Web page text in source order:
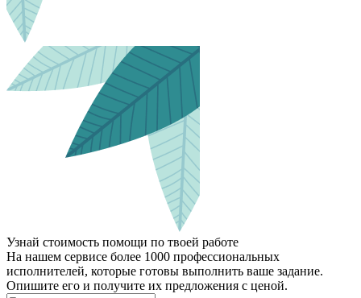
Узнай стоимость помощи по твоей работе
На нашем сервисе более 1000 профессиональных
исполнителей, которые готовы выполнить ваше задание.
Опишите его и получите их предложения с ценой.